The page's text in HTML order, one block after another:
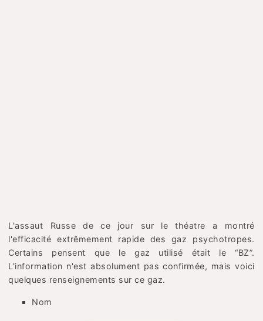
L'assaut Russe de ce jour sur le théatre a montré
l'efficacité extrêmement rapide des gaz psychotropes.
Certains pensent que le gaz utilisé était le “BZ”.
L'information n'est absolument pas confirmée, mais voici
quelques renseignements sur ce gaz.
Nom